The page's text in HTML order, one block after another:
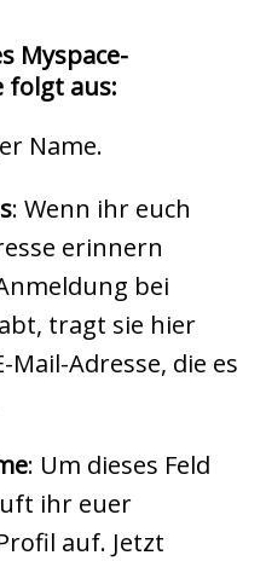
Myspace-
folgt aus:
Name.
: Wenn ihr euch
erinnern
bei
tragt sie hier
Mail-Adresse, die es
: Um dieses Feld
ihr euer
auf. Jetzt